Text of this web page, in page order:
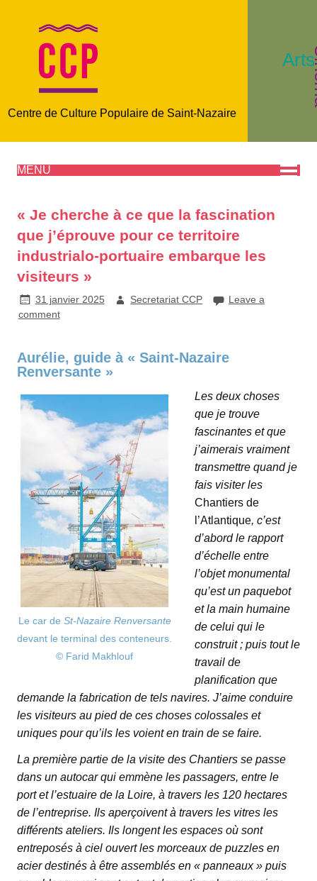
Centre de Culture Populaire de Saint-Nazaire
MENU
« Je cherche à ce que la fascination
que j’éprouve pour ce territoire
industrialo-portuaire embarque les
visiteurs »
31 janvier 2025 Secretariat CCP
Leave a
comment
Aurélie, guide à « Saint-Nazaire
Renversante »
Le car de St-Nazaire Renversante
devant le terminal des conteneurs.
© Farid Makhlouf
Les deux choses
que je trouve
fascinantes et que
j’aimerais vraiment
transmettre quand je
fais visiter les
Chantiers de
l’Atlantique, c’est
d’abord le rapport
d’échelle entre
l’objet monumental
qu’est un paquebot
et la main humaine
de celui qui le
construit ; puis tout le
travail de
planification que
demande la fabrication de tels navires. J’aime conduire
les visiteurs au pied de ces choses colossales et
uniques pour qu’ils les voient en train de se faire.
La première partie de la visite des Chantiers se passe
dans un autocar qui emmène les passagers, entre le
port et l’estuaire de la Loire, à travers les 120 hectares
de l’entreprise. Ils aperçoivent à travers les vitres les
différents ateliers. Ils longent les espaces où sont
entreposés à ciel ouvert les morceaux de puzzles en
acier destinés à être assemblés en « panneaux » puis